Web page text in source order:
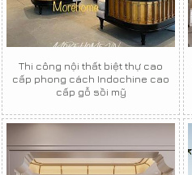
Thi công nội thất biệt thự cao
cấp phong cách Indochine cao
cấp gỗ sồi mỹ